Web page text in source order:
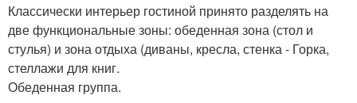
Классически интерьер гостиной принято разделять на
две функциональные зоны: обеденная зона (стол и
стулья) и зона отдыха (диваны, кресла, стенка - Горка,
стеллажи для книг.
Обеденная группа.